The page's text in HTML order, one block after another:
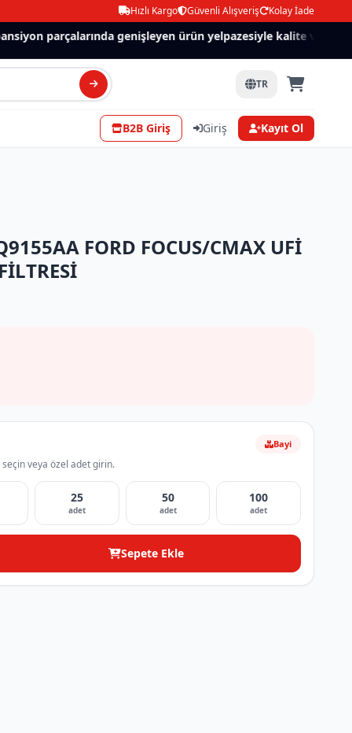
Hızlı Kargo Güvenli Alışveriş Kolay İade
parçalarında genişleyen ürün yelpazesiyle kalite ve güven.
TR
B2B Giriş Giriş Kayıt Ol
FORD FOCUS/CMAX UFİ
veya özel adet girin.
Bayi
25
adet
50
adet
100
adet
Sepete Ekle